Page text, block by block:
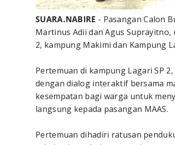
SUARA.NABIRE - Pasangan Calon
Martinus Adii dan Agus
2, kampung Makimi dan Kampung
Pertemuan di kampung Lagari SP
dengan dialog interaktif bersama
kesempatan bagi warga untuk
langsung kepada pasangan MAAS.
Pertemuan dihadiri ratusan